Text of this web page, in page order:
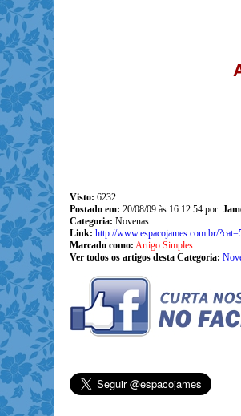
Visto: 6232
Postado em: 20/08/09 às 16:12:54 por:
Categoria: Novenas
Link: http://www.espacojames.com.br/
Marcado como: Artigo Simples
Ver todos os artigos desta Categoria: